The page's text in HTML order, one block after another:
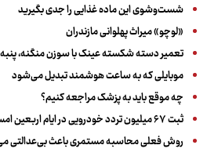
شست‌وشوی این ماده غذایی را جدی بگیرید
«لوچو» میراث پهلوانی مازندران
تعمیر دسته شکسته عینک با سوزن منگنه،
موبایلی که به ساعت هوشمند تبدیل می‌شود
چه موقع باید به پزشک مراجعه کنیم؟
ثبت ۶۷ میلیون تردد خودرویی در ایام اربعین امسال
روش فعلی محاسبه مستمری باعث بی‌عدالتی